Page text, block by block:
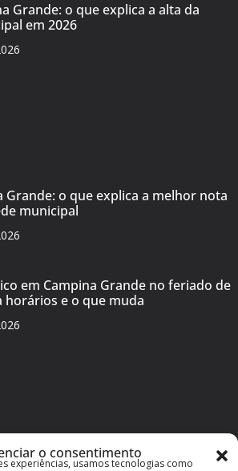
o consentimento
experiências, usamos tecnologias como
Grande: o que explica a alta da
em 2026
Grande: o que explica a melhor nota
municipal
em Campina Grande no feriado de
horários e o que muda